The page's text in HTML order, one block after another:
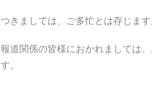
つきましては、ご多忙とは存じま
報道関係の皆様におかれましては
す。